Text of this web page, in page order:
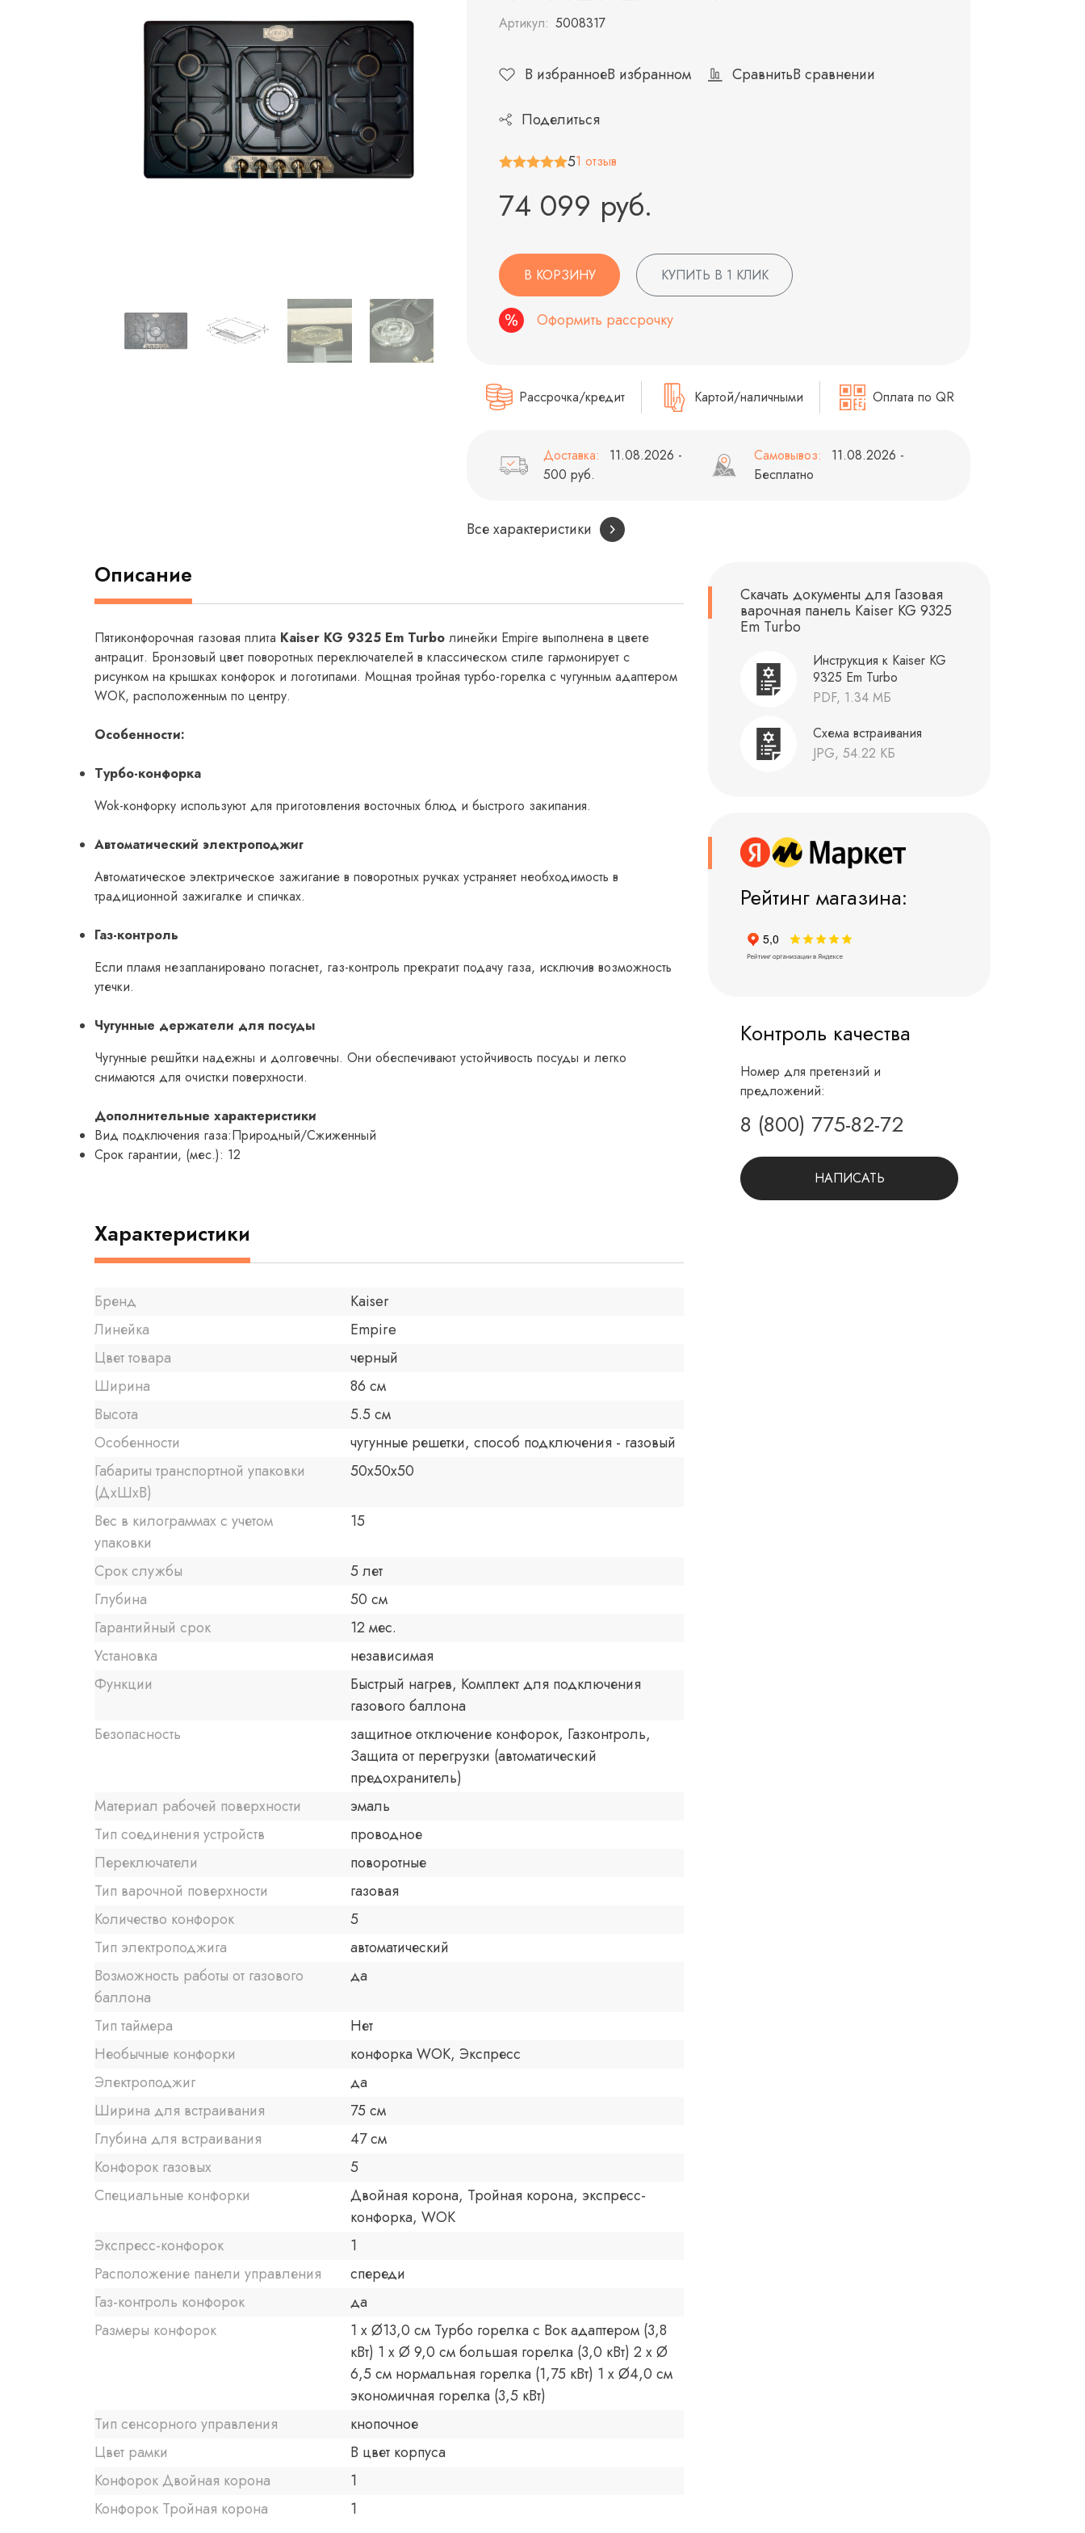
Артикул: 5008317
В избранноеВ избранном СравнитьВ сравнении
Поделиться
51 отзыв
74 099 руб.
В КОРЗИНУ КУПИТЬ В 1 КЛИК
Оформить рассрочку
Рассрочка/кредит Картой/наличными Оплата по QR
Доставка:
11.08.2026 -
500 руб.
Самовывоз:
11.08.2026 -
Бесплатно
Все характеристики
Скачать документы для Газовая
варочная панель Kaiser KG 9325
Em Turbo
Инструкция к Kaiser KG
9325 Em Turbo
PDF, 1.34 МБ
Схема встраивания
JPG, 54.22 КБ
Рейтинг магазина:
Контроль качества
Номер для претензий и
предложений:
8 (800) 775-82-72
НАПИСАТЬ
Описание
Пятиконфорочная газовая плита Kaiser KG 9325 Em Turbo линейки Empire выполнена в цвете
антрацит. Бронзовый цвет поворотных переключателей в классическом стиле гармонирует с
рисунком на крышках конфорок и логотипами. Мощная тройная турбо-горелка с чугунным адаптером
WOK, расположенным по центру.
Особенности:
Турбо-конфорка
Wok-конфорку используют для приготовления восточных блюд и быстрого закипания.
Автоматический электроподжиг
Автоматическое электрическое зажигание в поворотных ручках устраняет необходимость в
традиционной зажигалке и спичках.
Газ-контроль
Если пламя незапланировано погаснет, газ-контроль прекратит подачу газа, исключив возможность
утечки.
Чугунные держатели для посуды
Чугунные решйтки надежны и долговечны. Они обеспечивают устойчивость посуды и легко
снимаются для очистки поверхности.
Дополнительные характеристики
Вид подключения газа:Природный/Сжиженный
Срок гарантии, (мес.): 12
Характеристики
Бренд
Kaiser
Линейка
Empire
Цвет товара
черный
Ширина
86 см
Высота
5.5 см
Особенности
чугунные решетки, способ подключения - газовый
Габариты транспортной упаковки
(ДхШхВ)
50x50x50
Вес в килограммах с учетом
упаковки
15
Срок службы
5 лет
Глубина
50 см
Гарантийный срок
12 мес.
Установка
независимая
Функции
Быстрый нагрев, Комплект для подключения
газового баллона
Безопасность
защитное отключение конфорок, Газконтроль,
Защита от перегрузки (автоматический
предохранитель)
Материал рабочей поверхности
эмаль
Тип соединения устройств
проводное
Переключатели
поворотные
Тип варочной поверхности
газовая
Количество конфорок
5
Тип электроподжига
автоматический
Возможность работы от газового
баллона
да
Тип таймера
Нет
Необычные конфорки
конфорка WOK, Экспресс
Электроподжиг
да
Ширина для встраивания
75 см
Глубина для встраивания
47 см
Конфорок газовых
5
Специальные конфорки
Двойная корона, Тройная корона, экспресс-
конфорка, WOK
Экспресс-конфорок
1
Расположение панели управления
спереди
Газ-контроль конфорок
да
Размеры конфорок
1 х Ø13,0 см Турбо горелка с Вок адаптером (3,8
кВт) 1 х Ø 9,0 см большая горелка (3,0 кВт) 2 х Ø
6,5 см нормальная горелка (1,75 кВт) 1 х Ø4,0 см
экономичная горелка (3,5 кВт)
Тип сенсорного управления
кнопочное
Цвет рамки
В цвет корпуса
Конфорок Двойная корона
1
Конфорок Тройная корона
1